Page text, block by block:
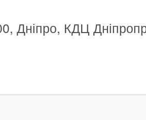
Дніпро, КДЦ